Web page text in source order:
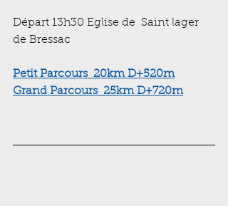
Départ 13h30 Eglise de  Saint lager
de Bressac
Petit Parcours 20km D+520m
Grand Parcours 25km D+720m